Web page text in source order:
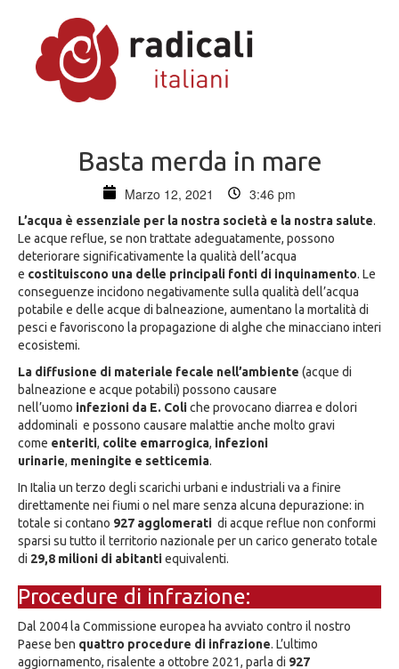
Basta merda in mare
Marzo 12, 2021 3:46 pm
L’acqua è essenziale per la nostra società e la nostra salute.
Le acque reflue, se non trattate adeguatamente, possono
deteriorare significativamente la qualità dell’acqua
e costituiscono una delle principali fonti di inquinamento. Le
conseguenze incidono negativamente sulla qualità dell’acqua
potabile e delle acque di balneazione, aumentano la mortalità di
pesci e favoriscono la propagazione di alghe che minacciano interi
ecosistemi.
La diffusione di materiale fecale nell’ambiente (acque di
balneazione e acque potabili) possono causare
nell’uomo infezioni da E. Coliche provocano diarrea e dolori
addominali e possono causare malattie anche molto gravi
come enteriti, colite emarrogica, infezioni
urinarie, meningite e setticemia.
In Italia un terzo degli scarichi urbani e industriali va a finire
direttamente nei fiumi o nel mare senza alcuna depurazione: in
totale si contano 927 agglomerati di acque reflue non conformi
sparsi su tutto il territorio nazionale per un carico generato totale
di 29,8 milioni di abitantiequivalenti.
Procedure di infrazione:
Dal 2004 la Commissione europea ha avviato contro il nostro
Paese ben quattro procedure di infrazione. L’ultimo
aggiornamento, risalente a ottobre 2021, parla di 927